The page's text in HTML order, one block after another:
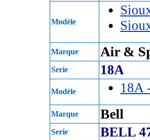
Modèle
Marque Air &
Serie 18A
Modèle 18A
Marque Bell
Serie BELL